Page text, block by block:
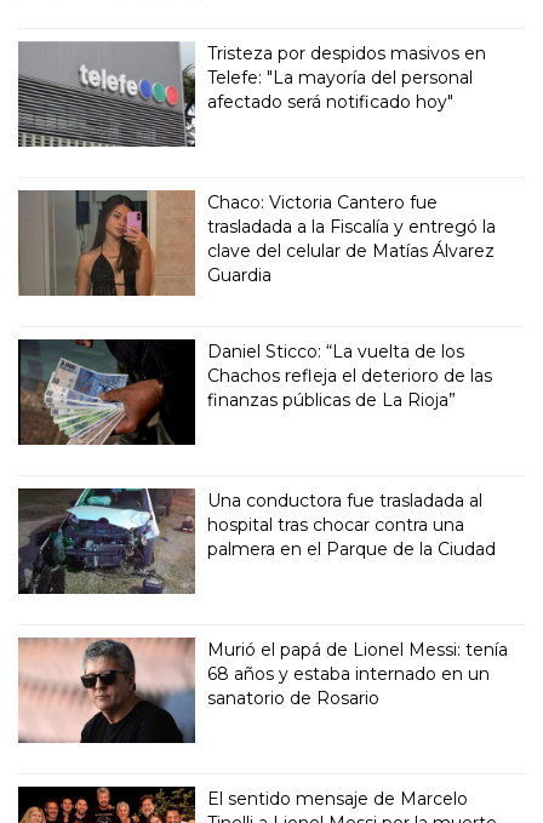
Tristeza por despidos masivos en
Telefe: "La mayoría del personal
afectado será notificado hoy"
Chaco: Victoria Cantero fue
trasladada a la Fiscalía y entregó la
clave del celular de Matías Álvarez
Guardia
Daniel Sticco: “La vuelta de los
Chachos refleja el deterioro de las
finanzas públicas de La Rioja”
Una conductora fue trasladada al
hospital tras chocar contra una
palmera en el Parque de la Ciudad
Murió el papá de Lionel Messi: tenía
68 años y estaba internado en un
sanatorio de Rosario
El sentido mensaje de Marcelo